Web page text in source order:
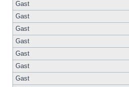
Gast
Gast
Gast
Gast
Gast
Gast
Gast